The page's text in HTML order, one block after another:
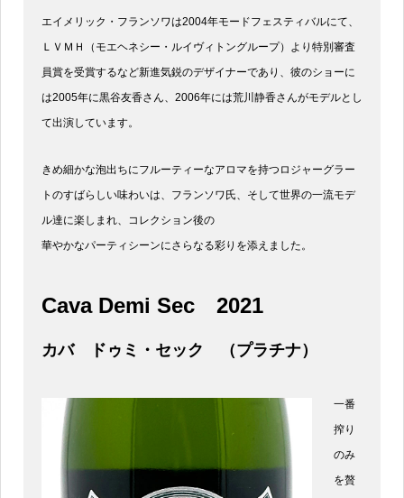
エイメリック・フランソワは2004年モードフェスティバルにて、
ＬＶＭＨ（モエヘネシー・ルイヴィトングループ）より特別審査
員賞を受賞するなど新進気鋭のデザイナーであり、彼のショーに
は2005年に黒谷友香さん、2006年には荒川静香さんがモデルとし
て出演しています。
きめ細かな泡出ちにフルーティーなアロマを持つロジャーグラー
トのすばらしい味わいは、フランソワ氏、そして世界の一流モデ
ル達に楽しまれ、コレクション後の
華やかなパーティシーンにさらなる彩りを添えました。
Cava Demi Sec2021
カバ ドゥミ・セック （プラチナ）
一番
搾り
のみ
を贅